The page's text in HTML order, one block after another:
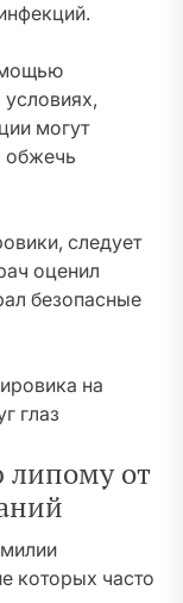
могут
обжечь
следует
оценил
безопасные
липому от
которых часто